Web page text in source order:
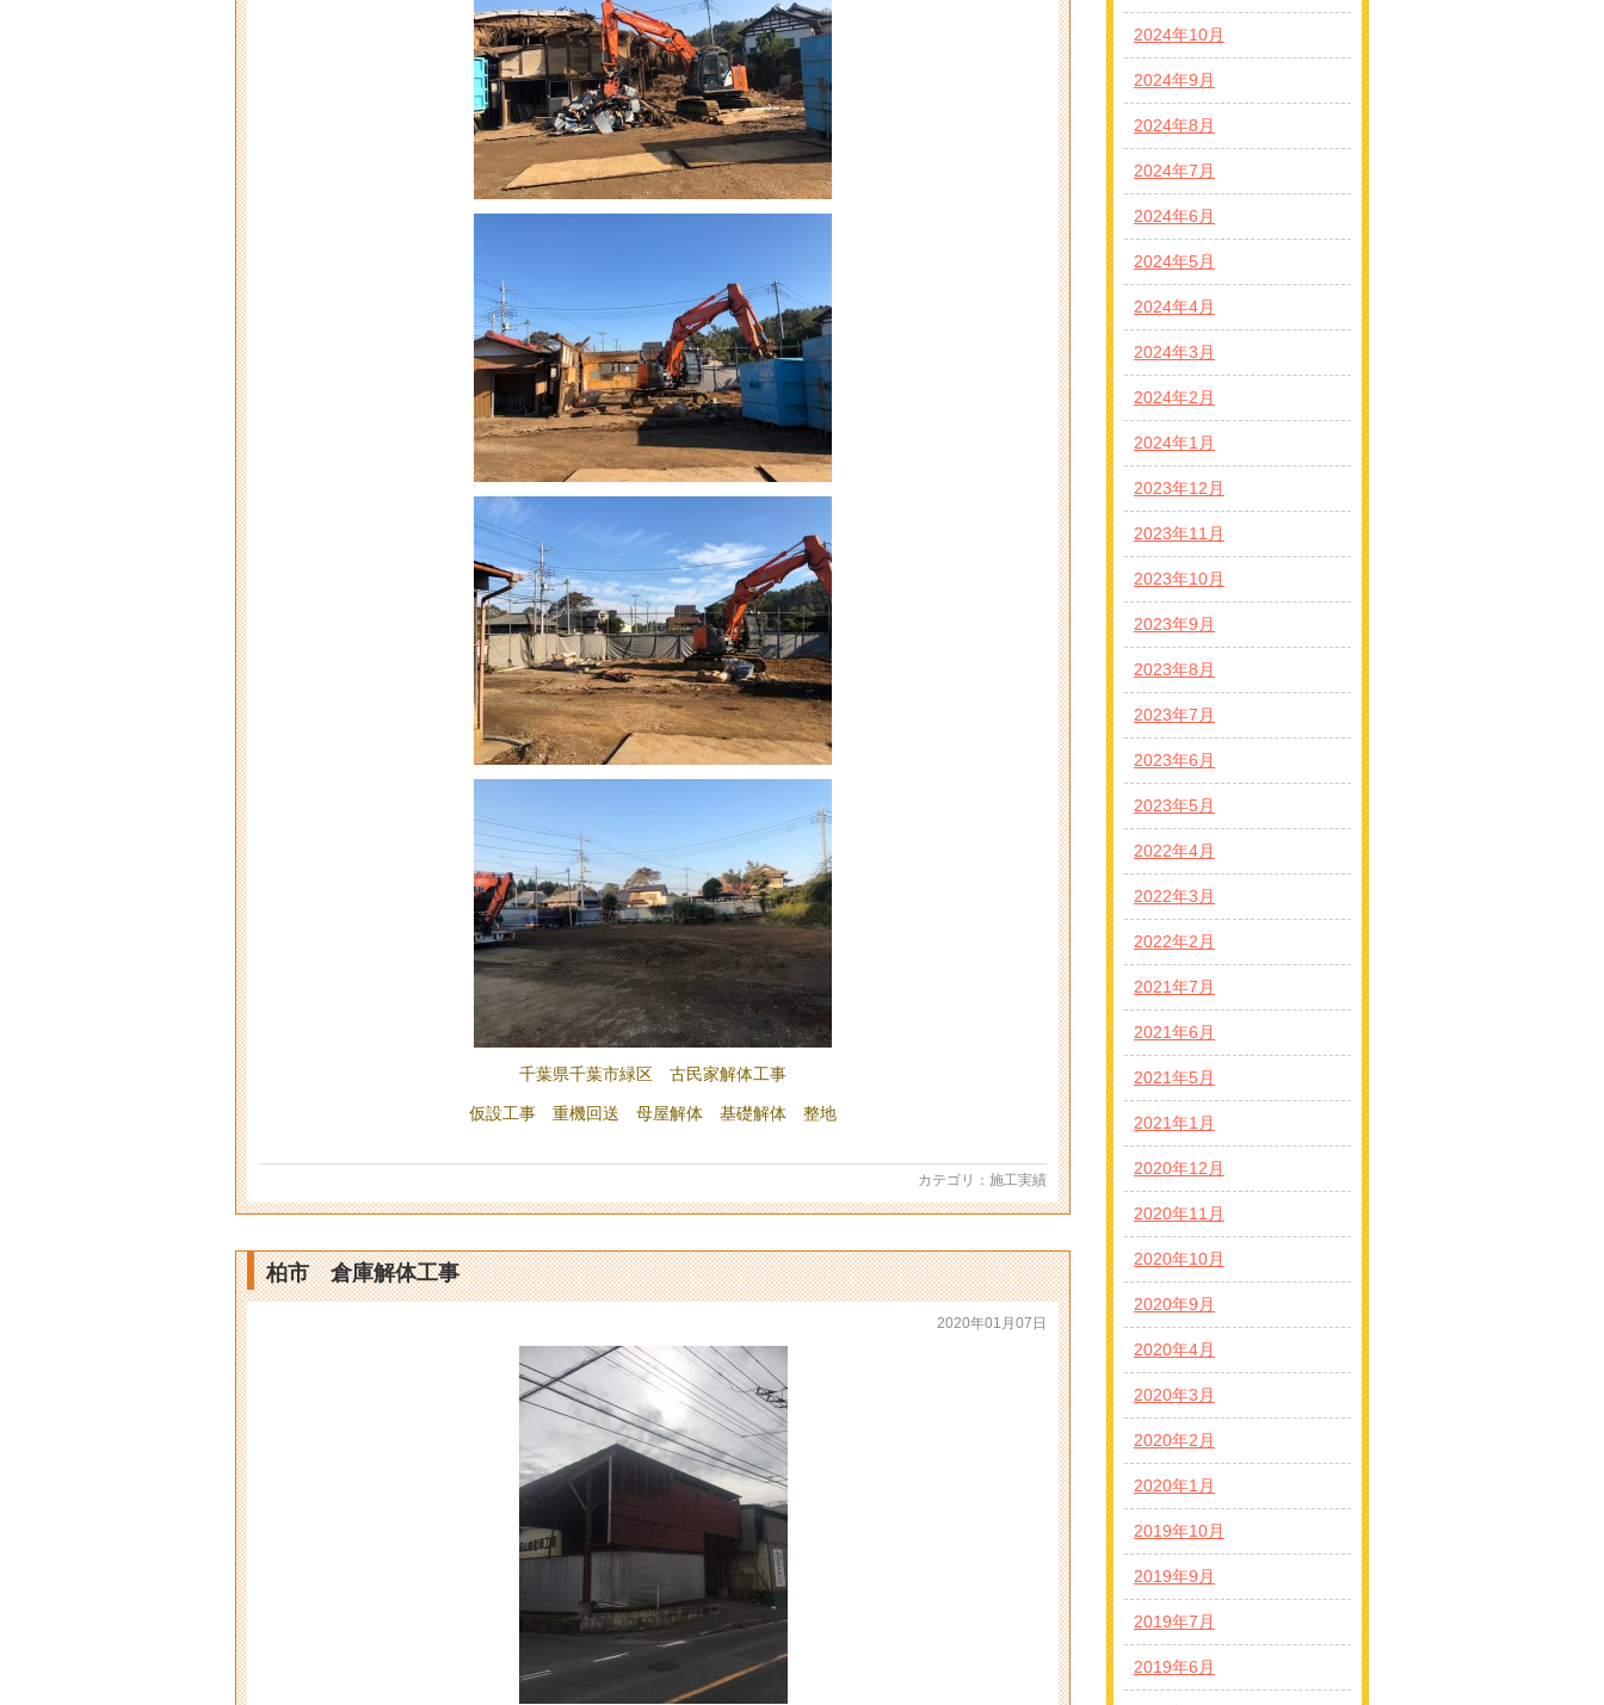
千葉県千葉市緑区 古民家解体工事
仮設工事 重機回送 母屋解体 基礎解体 整地
カテゴリ： 施工実績
柏市 倉庫解体工事
2020年01月07日
2024年10月
2024年9月
2024年8月
2024年7月
2024年6月
2024年5月
2024年4月
2024年3月
2024年2月
2024年1月
2023年12月
2023年11月
2023年10月
2023年9月
2023年8月
2023年7月
2023年6月
2023年5月
2022年4月
2022年3月
2022年2月
2021年7月
2021年6月
2021年5月
2021年1月
2020年12月
2020年11月
2020年10月
2020年9月
2020年4月
2020年3月
2020年2月
2020年1月
2019年10月
2019年9月
2019年7月
2019年6月